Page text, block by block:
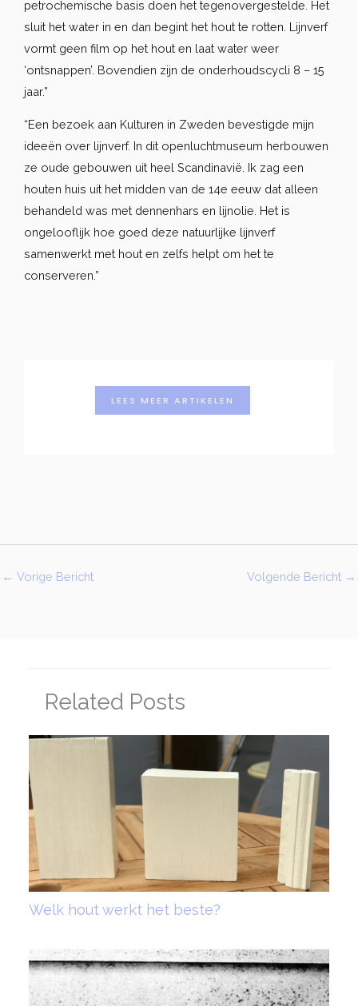
petrochemische basis doen het tegenovergestelde. Het
sluit het water in en dan begint het hout te rotten. Lijnverf
vormt geen film op het hout en laat water weer
‘ontsnappen’. Bovendien zijn de onderhoudscycli 8 – 15
jaar.”
“Een bezoek aan Kulturen in Zweden bevestigde mijn
ideeën over lijnverf. In dit openluchtmuseum herbouwen
ze oude gebouwen uit heel Scandinavië. Ik zag een
houten huis uit het midden van de 14e eeuw dat alleen
behandeld was met dennenhars en lijnolie. Het is
ongelooflijk hoe goed deze natuurlijke lijnverf
samenwerkt met hout en zelfs helpt om het te
conserveren.”
LEES MEER ARTIKELEN
← Vorige Bericht Volgende Bericht →
Related Posts
Welk hout werkt het beste?